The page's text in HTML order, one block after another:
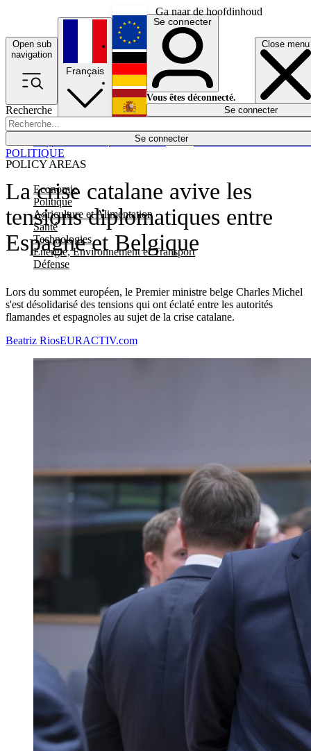
Ga naar de hoofdinhoud
Open sub
navigation
Close menu
Recherche
Se connecter
POLICY AREAS
Economie
Politique
Agriculture et Alimentation
Santé
Technologies
Energie, Environnement et Transport
Défense
Économie
Français
English
Deutsch
Español
Se connecter
Vous êtes déconnecté.
Se connecter
La crise catalane avive les
tensions diplomatiques entre
Espagne et Belgique
Lors du sommet européen, le Premier ministre belge Charles Michel
s'est désolidarisé des tensions qui ont éclaté entre les autorités
flamandes et espagnoles au sujet de la crise catalane.
POLITIQUE
Beatriz RiosEURACTIV.com